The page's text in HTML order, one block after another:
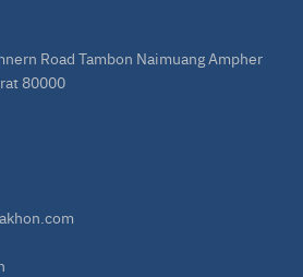
Road Tambon Naimuang Ampher
80000